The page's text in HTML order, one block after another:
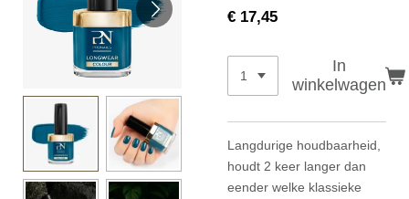
€ 17,45
In
winkelwagen
Langdurige houdbaarheid,
houdt 2 keer langer dan
eender welke klassieke